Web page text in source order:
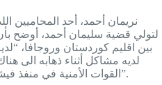
نريمان أحمد، أحد المحاميين
لتولي قضية سليمان أحمد، أوضح
بين اقليم كوردستان وروجافا،
لديه مشاكل أثناء ذهابه الى
القوات الأمنية في منفذ فيشخابور، ثم أحيل الى آسايش دهوك”.